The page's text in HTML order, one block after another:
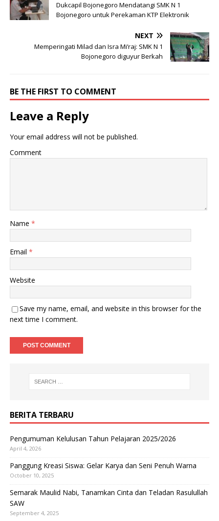
Dukcapil Bojonegoro Mendatangi SMK N 1
Bojonegoro untuk Perekaman KTP Elektronik
NEXT
Memperingati Milad dan Isra Mi’raj: SMK N 1
Bojonegoro diguyur Berkah
BE THE FIRST TO COMMENT
Leave a Reply
Your email address will not be published.
Comment
Name *
Email *
Website
Save my name, email, and website in this browser for the
next time I comment.
BERITA TERBARU
Pengumuman Kelulusan Tahun Pelajaran 2025/2026
April 4, 2026
Panggung Kreasi Siswa: Gelar Karya dan Seni Penuh Warna
October 10, 2025
Semarak Maulid Nabi, Tanamkan Cinta dan Teladan Rasulullah
SAW
September 4, 2025